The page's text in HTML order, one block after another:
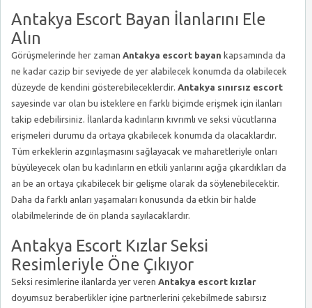
Antakya Escort Bayan İlanlarını Ele
Alın
Görüşmelerinde her zaman Antakya escort bayan kapsamında da
ne kadar cazip bir seviyede de yer alabilecek konumda da olabilecek
düzeyde de kendini gösterebileceklerdir. Antakya sınırsız escort
sayesinde var olan bu isteklere en farklı biçimde erişmek için ilanları
takip edebilirsiniz. İlanlarda kadınların kıvrımlı ve seksi vücutlarına
erişmeleri durumu da ortaya çıkabilecek konumda da olacaklardır.
Tüm erkeklerin azgınlaşmasını sağlayacak ve maharetleriyle onları
büyüleyecek olan bu kadınların en etkili yanlarını açığa çıkardıkları da
an be an ortaya çıkabilecek bir gelişme olarak da söylenebilecektir.
Daha da farklı anları yaşamaları konusunda da etkin bir halde
olabilmelerinde de ön planda sayılacaklardır.
Antakya Escort Kızlar Seksi
Resimleriyle Öne Çıkıyor
Seksi resimlerine ilanlarda yer veren Antakya escort kızlar
doyumsuz beraberlikler içine partnerlerini çekebilmede sabırsız